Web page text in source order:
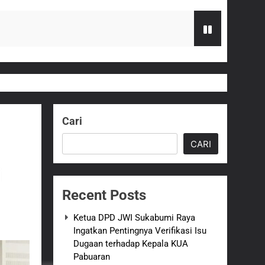
Rampung
Perkuat Penataan Pedagang
ASI adalah Investasi Peradaban dan
Cari
CARI
Recent Posts
Ketua DPD JWI Sukabumi Raya
Ingatkan Pentingnya Verifikasi Isu
Dugaan terhadap Kepala KUA
Pabuaran